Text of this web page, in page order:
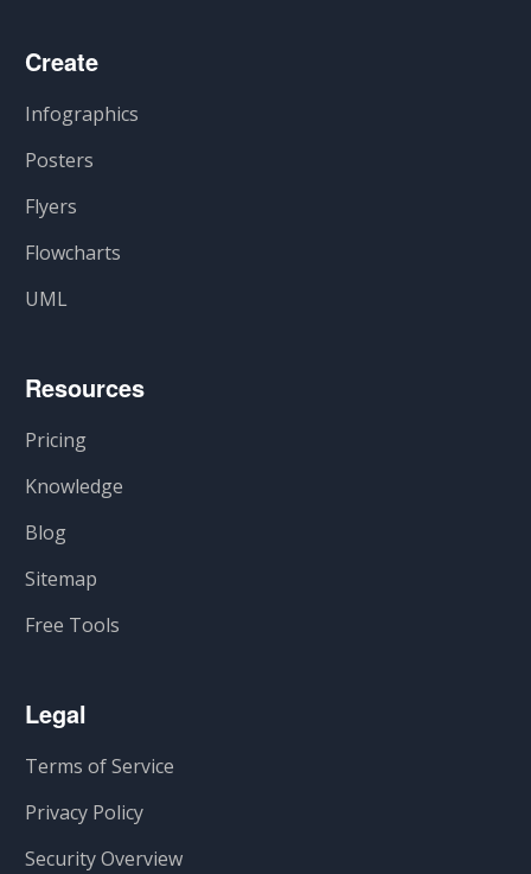
Create
Infographics
Posters
Flyers
Flowcharts
UML
Resources
Pricing
Knowledge
Blog
Sitemap
Free Tools
Legal
Terms of Service
Privacy Policy
Security Overview